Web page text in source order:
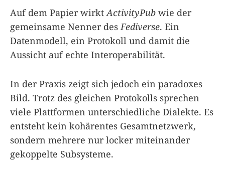
Auf dem Papier wirkt ActivityPub wie der
gemeinsame Nenner des Fediverse. Ein
Datenmodell, ein Protokoll und damit die
Aussicht auf echte Interoperabilität.
In der Praxis zeigt sich jedoch ein paradoxes
Bild. Trotz des gleichen Protokolls sprechen
viele Plattformen unterschiedliche Dialekte. Es
entsteht kein kohärentes Gesamt­netzwerk,
sondern mehrere nur locker miteinander
gekoppelte Subsysteme.